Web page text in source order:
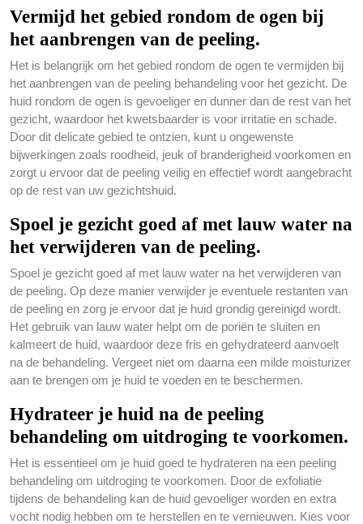
Vermijd het gebied rondom de ogen bij
het aanbrengen van de peeling.
Het is belangrijk om het gebied rondom de ogen te vermijden bij
het aanbrengen van de peeling behandeling voor het gezicht. De
huid rondom de ogen is gevoeliger en dunner dan de rest van het
gezicht, waardoor het kwetsbaarder is voor irritatie en schade.
Door dit delicate gebied te ontzien, kunt u ongewenste
bijwerkingen zoals roodheid, jeuk of branderigheid voorkomen en
zorgt u ervoor dat de peeling veilig en effectief wordt aangebracht
op de rest van uw gezichtshuid.
Spoel je gezicht goed af met lauw water na
het verwijderen van de peeling.
Spoel je gezicht goed af met lauw water na het verwijderen van
de peeling. Op deze manier verwijder je eventuele restanten van
de peeling en zorg je ervoor dat je huid grondig gereinigd wordt.
Het gebruik van lauw water helpt om de poriën te sluiten en
kalmeert de huid, waardoor deze fris en gehydrateerd aanvoelt
na de behandeling. Vergeet niet om daarna een milde moisturizer
aan te brengen om je huid te voeden en te beschermen.
Hydrateer je huid na de peeling
behandeling om uitdroging te voorkomen.
Het is essentieel om je huid goed te hydrateren na een peeling
behandeling om uitdroging te voorkomen. Door de exfoliatie
tijdens de behandeling kan de huid gevoeliger worden en extra
vocht nodig hebben om te herstellen en te vernieuwen. Kies voor